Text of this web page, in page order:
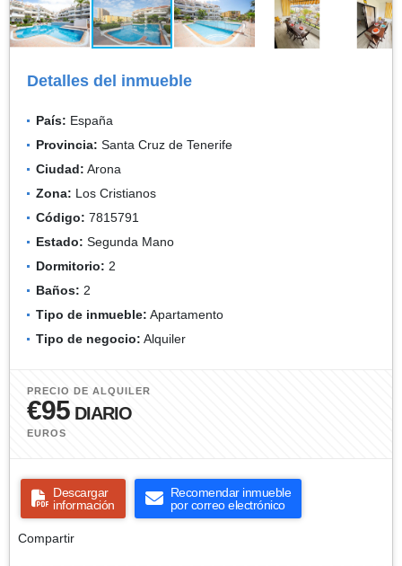
Detalles del inmueble
País: España
Provincia: Santa Cruz de Tenerife
Ciudad: Arona
Zona: Los Cristianos
Código: 7815791
Estado: Segunda Mano
Dormitorio: 2
Baños: 2
Tipo de inmueble: Apartamento
Tipo de negocio: Alquiler
PRECIO DE ALQUILER
€95 DIARIO
EUROS
Descargar
información
Recomendar inmueble
por correo electrónico
Compartir